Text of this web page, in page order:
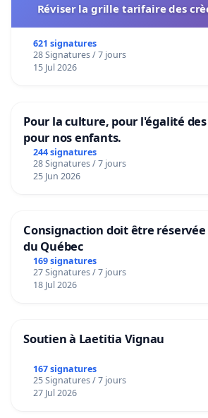
Réviser la grille tarifaire des
621 signatures
28 Signatures / 7 jours
15 Jul 2026
Pour la culture, pour l'égalité
pour nos enfants.
244 signatures
28 Signatures / 7 jours
25 Jun 2026
Consignaction doit être
du Québec
169 signatures
27 Signatures / 7 jours
18 Jul 2026
Soutien à Laetitia Vignau
167 signatures
25 Signatures / 7 jours
27 Jul 2026